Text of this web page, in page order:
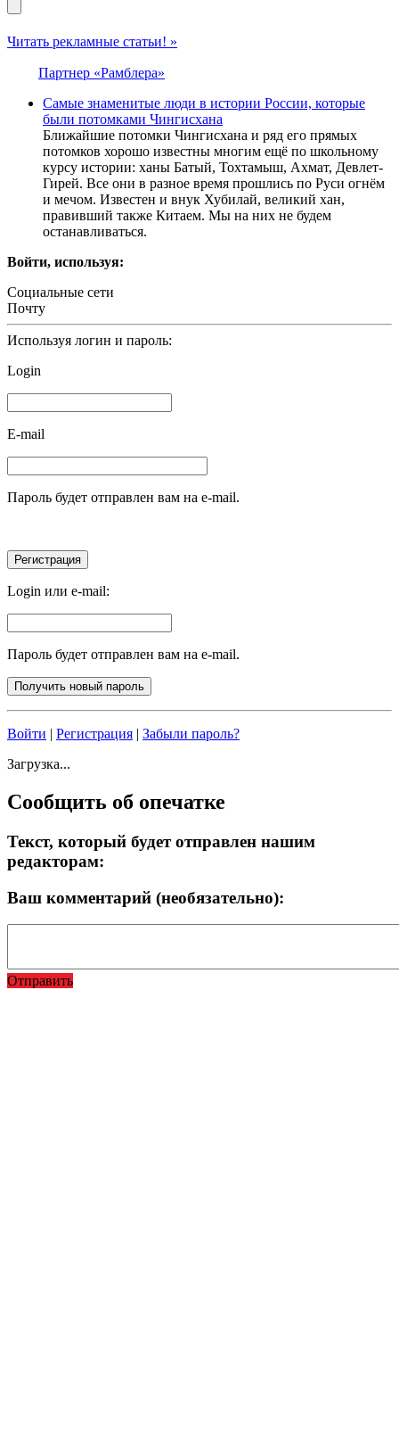
Читать рекламные статьи! »
Партнер «Рамблера»
Самые знаменитые люди в истории России, которые
были потомками Чингисхана
Ближайшие потомки Чингисхана и ряд его прямых
потомков хорошо известны многим ещё по школьному
курсу истории: ханы Батый, Тохтамыш, Ахмат, Девлет-
Гирей. Все они в разное время прошлись по Руси огнём
и мечом. Известен и внук Хубилай, великий хан,
правивший также Китаем. Мы на них не будем
останавливаться.
Войти, используя:
Социальные сети
Почту
Используя логин и пароль:
Login
E-mail
Пароль будет отправлен вам на e-mail.
Login или e-mail:
Пароль будет отправлен вам на e-mail.
Войти | Регистрация | Забыли пароль?
Загрузка...
Сообщить об опечатке
Текст, который будет отправлен нашим
редакторам:
Ваш комментарий (необязательно):
Отправить